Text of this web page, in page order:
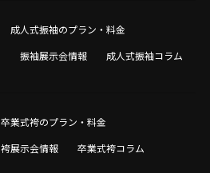
成人式振袖のプラン・料金
振袖展示会情報 成人式振袖コラム
卒業式袴のプラン・料金
袴展示会情報 卒業式袴コラム